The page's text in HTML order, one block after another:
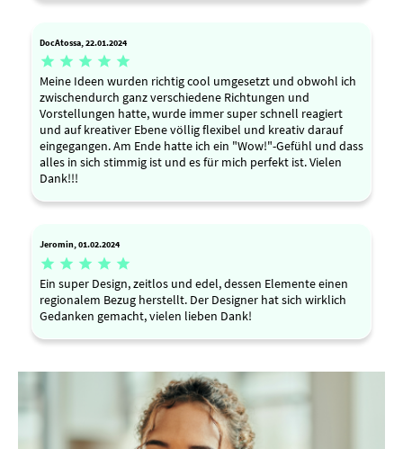
DocAtossa, 22.01.2024
    
Meine Ideen wurden richtig cool umgesetzt und obwohl ich
zwischendurch ganz verschiedene Richtungen und
Vorstellungen hatte, wurde immer super schnell reagiert
und auf kreativer Ebene völlig flexibel und kreativ darauf
eingegangen. Am Ende hatte ich ein "Wow!"-Gefühl und dass
alles in sich stimmig ist und es für mich perfekt ist. Vielen
Dank!!!
Jeromin, 01.02.2024
    
Ein super Design, zeitlos und edel, dessen Elemente einen
regionalem Bezug herstellt. Der Designer hat sich wirklich
Gedanken gemacht, vielen lieben Dank!